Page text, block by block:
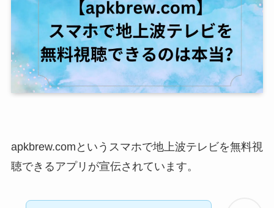
apkbrew.comというスマホで地上波テレビを無料視
聴できるアプリが宣伝されています。